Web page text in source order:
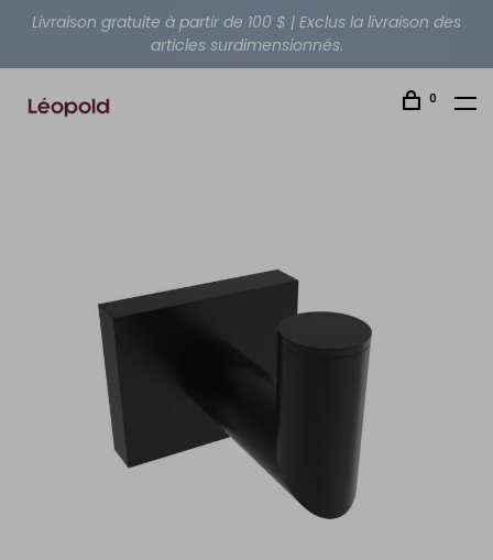
Livraison gratuite à partir de 100 $ | Exclus la livraison des
articles surdimensionnés.
0